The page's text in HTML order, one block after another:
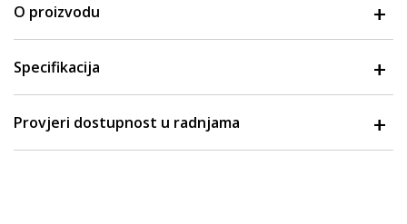
O proizvodu
Specifikacija
Provjeri dostupnost u radnjama